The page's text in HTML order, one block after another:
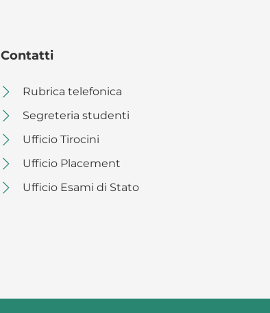
Contatti
Rubrica telefonica
Segreteria studenti
Ufficio Tirocini
Ufficio Placement
Ufficio Esami di Stato